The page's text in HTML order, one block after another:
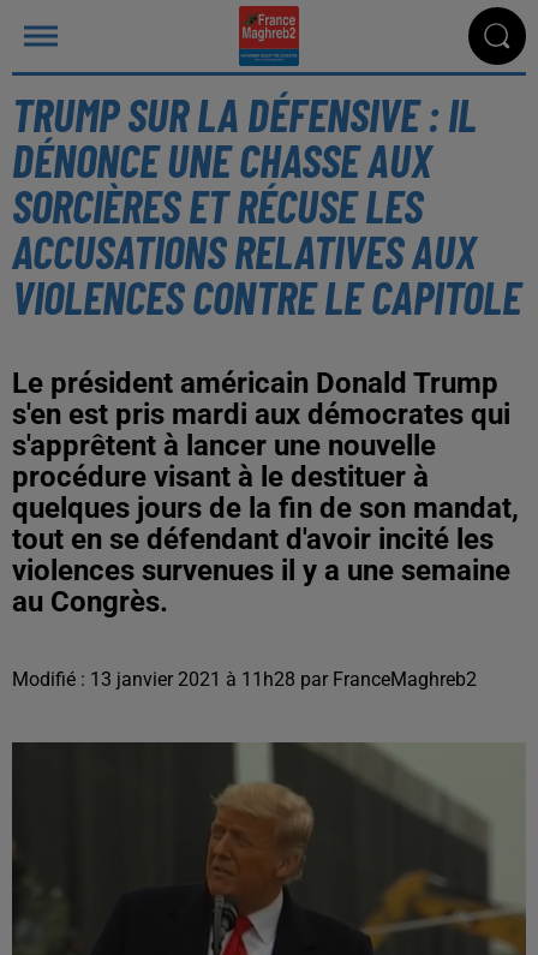
TRUMP SUR LA DÉFENSIVE : IL
DÉNONCE UNE CHASSE AUX
SORCIÈRES ET RÉCUSE LES
ACCUSATIONS RELATIVES AUX
VIOLENCES CONTRE LE CAPITOLE
Le président américain Donald Trump
s'en est pris mardi aux démocrates qui
s'apprêtent à lancer une nouvelle
procédure visant à le destituer à
quelques jours de la fin de son mandat,
tout en se défendant d'avoir incité les
violences survenues il y a une semaine
au Congrès.
Modifié : 13 janvier 2021 à 11h28 par FranceMaghreb2